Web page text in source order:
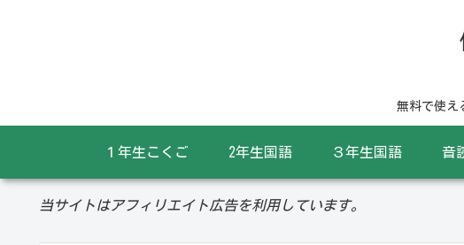
無料で使え
１年生こくご 2年生国語 ３年生国語 音
当サイトはアフィリエイト広告を利用しています。